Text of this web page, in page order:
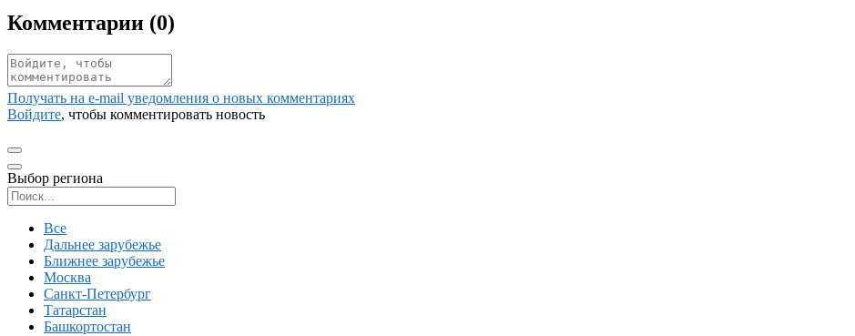
Комментарии (0)
Получать на e‑mail уведомления о новых комментариях
Войдите, чтобы комментировать новость
Выбор региона
Все
Дальнее зарубежье
Ближнее зарубежье
Москва
Санкт-Петербург
Татарстан
Башкортостан